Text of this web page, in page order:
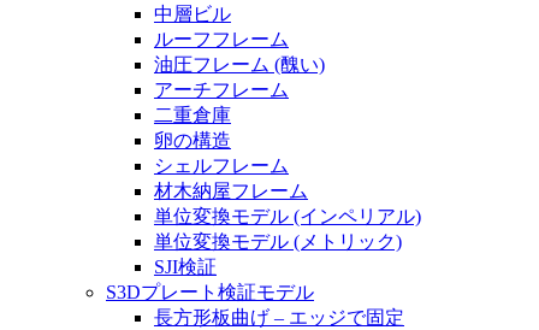
中層ビル
ルーフフレーム
油圧フレーム (醜い)
アーチフレーム
二重倉庫
卵の構造
シェルフレーム
材木納屋フレーム
単位変換モデル (インペリアル)
単位変換モデル (メトリック)
SJI検証
S3Dプレート検証モデル
長方形板曲げ – エッジで固定